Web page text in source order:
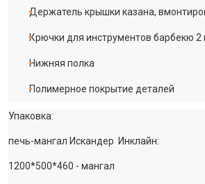
Держатель крышки казана,
Крючки для инструментов барбекю 2
Нижняя полка
Полимерное покрытие деталей
Упаковка:
печь-мангал Искандер Инклайн:
1200*500*460 - мангал